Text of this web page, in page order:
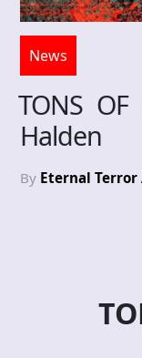
News
TONS
Halden
By Eternal Terror